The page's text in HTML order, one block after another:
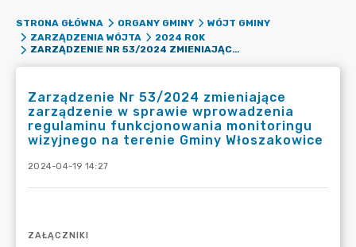
STRONA GŁÓWNA ORGANY GMINY
WÓJT GMINY
ZARZĄDZENIA WÓJTA
2024 ROK
ZARZĄDZENIE NR 53/2024 ZMIENIAJĄCE ZARZĄDZENIE W SPRAWIE WPROWADZENIA REGULAMINU FUNKCJONOWANIA MONITORINGU WIZYJNEGO NA TERENIE GMINY WŁOSZAKOWICE
Zarządzenie Nr 53/2024 zmieniające
zarządzenie w sprawie wprowadzenia
regulaminu funkcjonowania monitoringu
wizyjnego na terenie Gminy Włoszakowice
2024-04-19 14:27
ZAŁĄCZNIKI